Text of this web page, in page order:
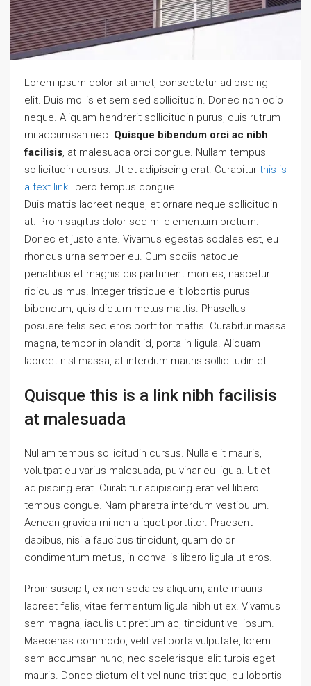
Lorem ipsum dolor sit amet, consectetur adipiscing
elit. Duis mollis et sem sed sollicitudin. Donec non odio
neque. Aliquam hendrerit sollicitudin purus, quis rutrum
mi accumsan nec. Quisque bibendum orci ac nibh
facilisis, at malesuada orci congue. Nullam tempus
sollicitudin cursus. Ut et adipiscing erat. Curabitur this is
a text link libero tempus congue.
Duis mattis laoreet neque, et ornare neque sollicitudin
at. Proin sagittis dolor sed mi elementum pretium.
Donec et justo ante. Vivamus egestas sodales est, eu
rhoncus urna semper eu. Cum sociis natoque
penatibus et magnis dis parturient montes, nascetur
ridiculus mus. Integer tristique elit lobortis purus
bibendum, quis dictum metus mattis. Phasellus
posuere felis sed eros porttitor mattis. Curabitur massa
magna, tempor in blandit id, porta in ligula. Aliquam
laoreet nisl massa, at interdum mauris sollicitudin et.
Quisque this is a link nibh facilisis
at malesuada
Nullam tempus sollicitudin cursus. Nulla elit mauris,
volutpat eu varius malesuada, pulvinar eu ligula. Ut et
adipiscing erat. Curabitur adipiscing erat vel libero
tempus congue. Nam pharetra interdum vestibulum.
Aenean gravida mi non aliquet porttitor. Praesent
dapibus, nisi a faucibus tincidunt, quam dolor
condimentum metus, in convallis libero ligula ut eros.
Proin suscipit, ex non sodales aliquam, ante mauris
laoreet felis, vitae fermentum ligula nibh ut ex. Vivamus
sem magna, iaculis ut pretium ac, tincidunt vel ipsum.
Maecenas commodo, velit vel porta vulputate, lorem
sem accumsan nunc, nec scelerisque elit turpis eget
mauris. Donec dictum elit vel nunc tristique, eu lobortis